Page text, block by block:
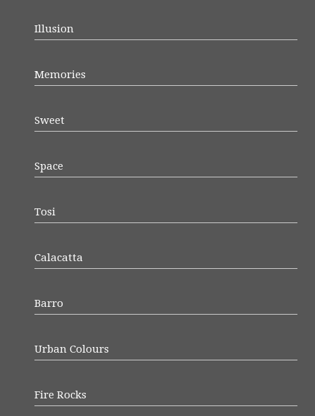
Illusion
Memories
Sweet
Space
Tosi
Calacatta
Barro
Urban Colours
Fire Rocks